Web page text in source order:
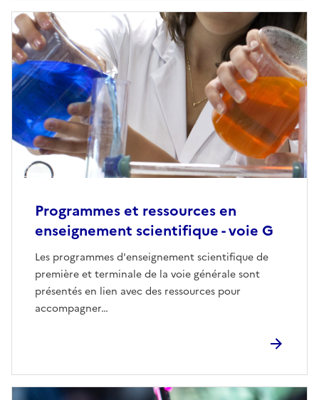
Programmes et ressources en
enseignement scientifique - voie G
Les programmes d'enseignement scientifique de
première et terminale de la voie générale sont
présentés en lien avec des ressources pour
accompagner…